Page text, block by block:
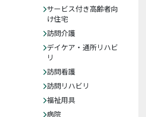
サービス付き高齢者向
け住宅
訪問介護
デイケア・通所リハビ
リ
訪問看護
訪問リハビリ
福祉用具
病院